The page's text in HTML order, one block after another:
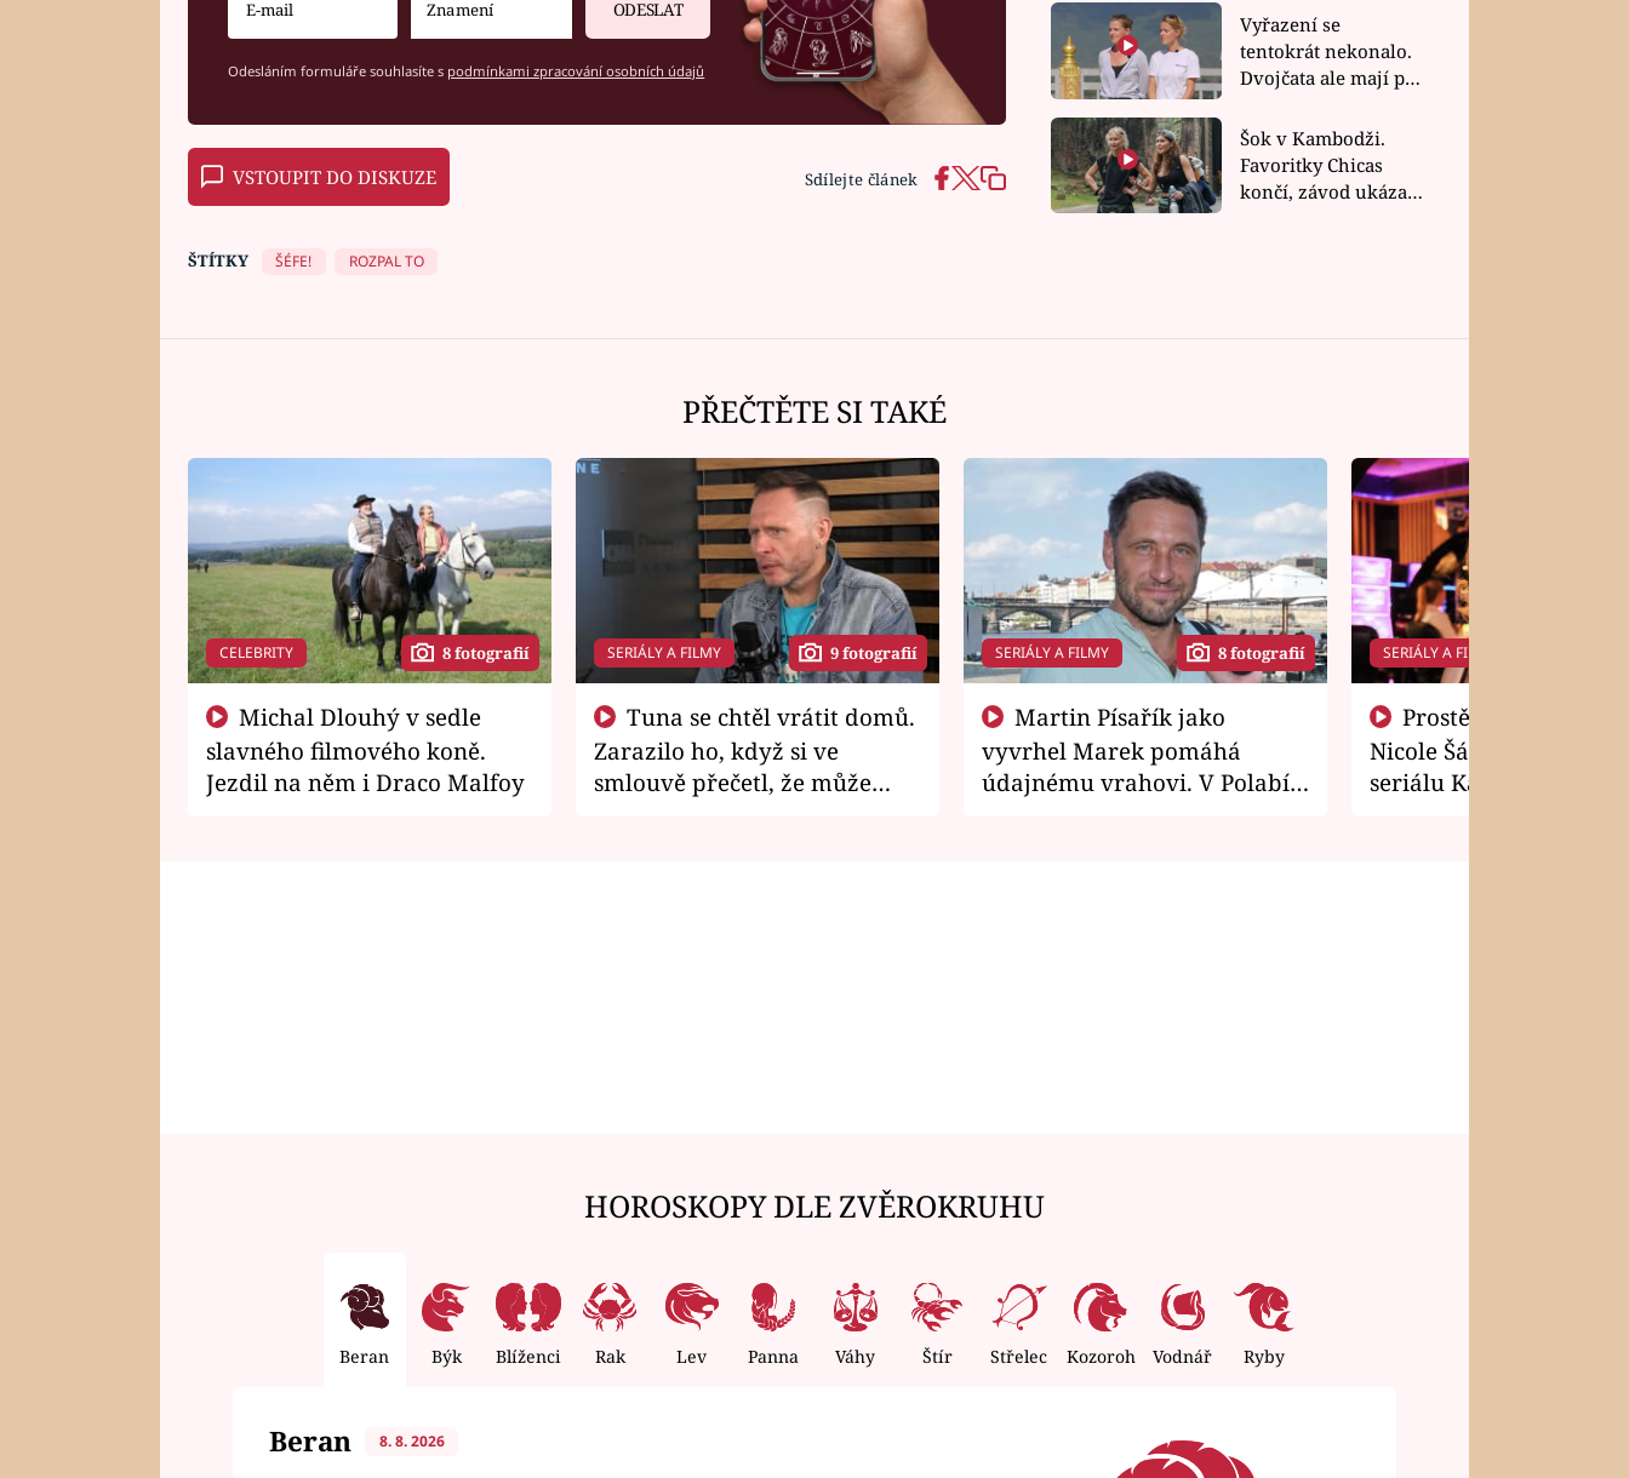
ODESLAT
Odesláním formuláře souhlasíte s podmínkami zpracování osobních údajů
VSTOUPIT DO DISKUZE Sdílejte článek
ŠTÍTKY ŠÉFE! ROZPAL TO
rychlé recepty
Vyřazení se
tentokrát nekonalo.
Dvojčata ale mají po
závodu nůž na krku
Šok v Kambodži.
Favoritky Chicas
končí, závod ukázal
PŘEČTĚTE SI TAKÉ
CELEBRITY 8 fotografií
slavného filmového koně.
Jezdil na něm i Draco Malfoy
SERIÁLY A FILMY 9 fotografií
Zarazilo ho, když si ve
smlouvě přečetl, že může
SERIÁLY A FILMY 8 fotografií
vyvrhel Marek pomáhá
údajnému vrahovi. V Polabí
SERIÁLY A FILMY
Nicole Šáchová získala
seriálu Kamarádi
HOROSKOPY DLE ZVĚROKRUHU
Beran Býk Blíženci Rak Lev Panna Váhy Štír Střelec Kozoroh Vodnář Ryby
Beran 8. 8. 2026